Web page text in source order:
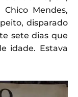
Mendes,
disparado
sete dias que
idade. Estava